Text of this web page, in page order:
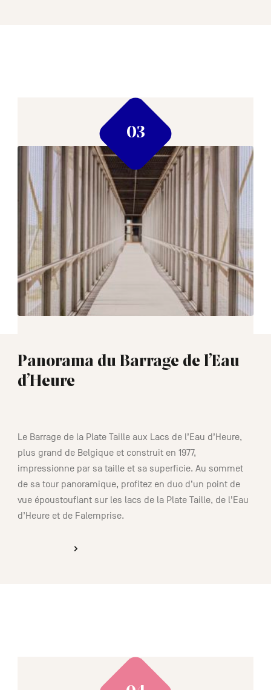
Panorama du Barrage de l’Eau
d’Heure
Le Barrage de la Plate Taille aux Lacs de l’Eau d’Heure,
plus grand de Belgique et construit en 1977,
impressionne par sa taille et sa superficie. Au sommet
de sa tour panoramique, profitez en duo d’un point de
vue époustouflant sur les lacs de la Plate Taille, de l’Eau
d’Heure et de Falemprise.